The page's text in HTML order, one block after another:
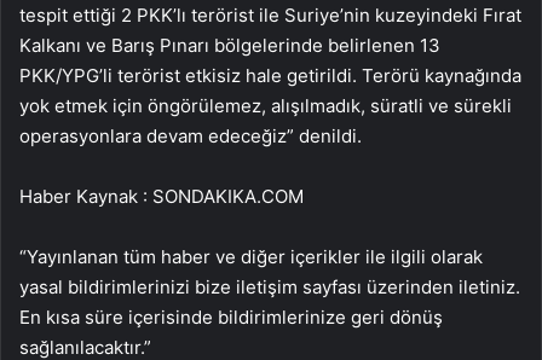
tespit ettiği 2 PKK’lı terörist ile Suriye’nin kuzeyindeki Fırat
Kalkanı ve Barış Pınarı bölgelerinde belirlenen 13
PKK/YPG’li terörist etkisiz hale getirildi. Terörü kaynağında
yok etmek için öngörülemez, alışılmadık, süratli ve sürekli
operasyonlara devam edeceğiz” denildi.
Haber Kaynak : SONDAKIKA.COM
“Yayınlanan tüm haber ve diğer içerikler ile ilgili olarak
yasal bildirimlerinizi bize iletişim sayfası üzerinden iletiniz.
En kısa süre içerisinde bildirimlerinize geri dönüş
sağlanılacaktır.”